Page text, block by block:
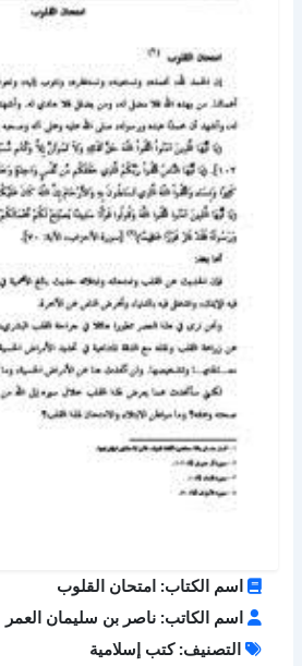
اسم الكتاب: امتحان القلوب
اسم الكاتب: ناصر بن سليمان العمر
التصنيف: كتب إسلامية